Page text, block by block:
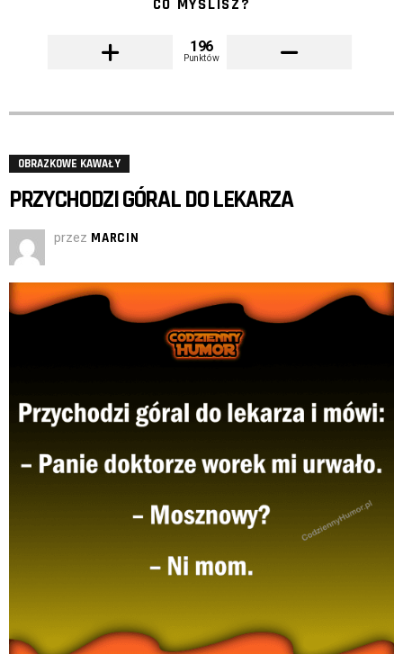
CO MYŚLISZ?
196
Punktów
OBRAZKOWE KAWAŁY
PRZYCHODZI GÓRAL DO LEKARZA
przez MARCIN